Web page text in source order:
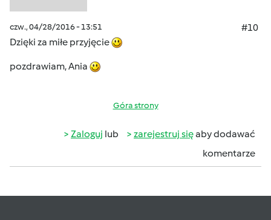
czw., 04/28/2016 - 13:51
#10
Dzięki za miłe przyjęcie
pozdrawiam, Ania
Góra strony
Zaloguj lub zarejestruj sięaby dodawać
komentarze